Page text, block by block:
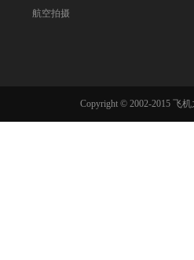
航空拍摄
Copyright © 2002-2015 飞